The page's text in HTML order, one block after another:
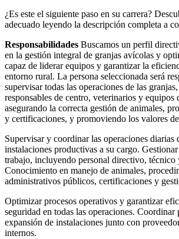
¿Es este el siguiente paso en su carrera?
adecuado leyendo la descripción completa a
Responsabilidades Buscamos un perfil
en la gestión integral de granjas avícolas y
capaz de liderar equipos y garantizar la
entorno rural. La persona seleccionada será
supervisar todas las operaciones de las
responsables de centro, veterinarios y equipos
asegurando la correcta gestión de animales,
y certificaciones, y promoviendo los valores
Supervisar y coordinar las operaciones diarias
instalaciones productivas a su cargo.
trabajo, incluyendo personal directivo, técnico
Conocimiento en manejo de animales,
administrativos públicos, certificaciones y
Optimizar procesos operativos y garantizar
seguridad en todas las operaciones. Coordinar
expansión de instalaciones junto con
internos.